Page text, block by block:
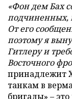
«Фон дем Бах
подчиненных,
От его
поэтому я
Гитлеру и
Восточного
принадлежит
танкам в
бригады» –